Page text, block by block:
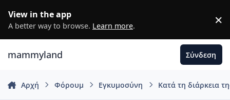
View in the app
A better way to browse. Learn more. ×
mammyland Σύνδεση
Αρχή Φόρουμ Εγκυμοσύνη Κατά τη διάρκεια